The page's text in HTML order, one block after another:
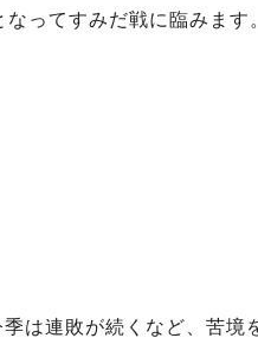
ってすみだ戦に臨みます
は連敗が続くなど、苦境